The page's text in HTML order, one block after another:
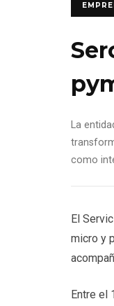
La
como
El
micro y
Entre el